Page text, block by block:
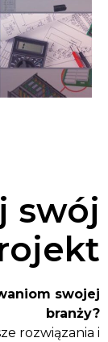
swój
swojej
branży?
rozwiązania i